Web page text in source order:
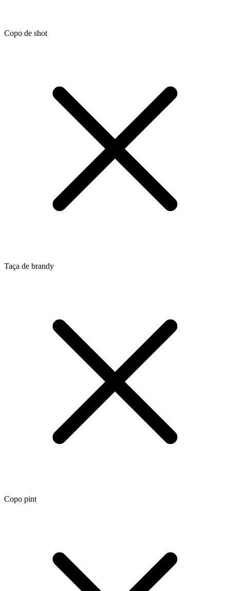
Copo de shot
Taça de brandy
Copo pint